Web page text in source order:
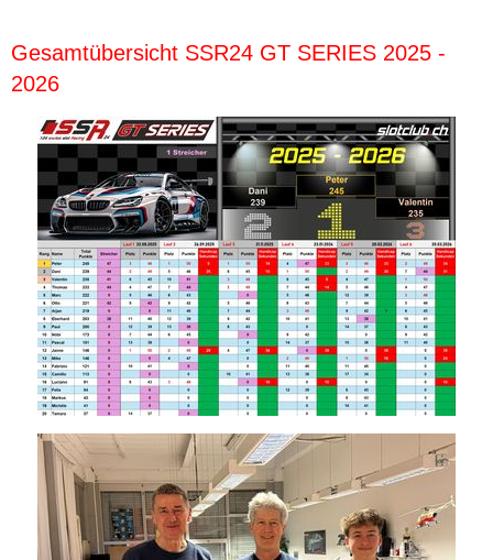
Gesamtübersicht SSR24 GT SERIES 2025 -
2026